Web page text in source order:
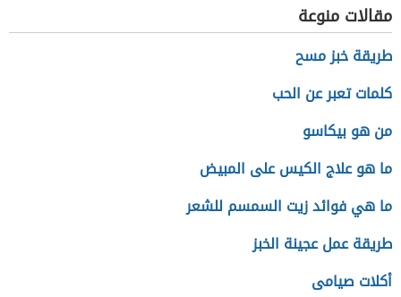
مقالات منوعة
طريقة خبز مسح
كلمات تعبر عن الحب
من هو بيكاسو
ما هو علاج الكيس على المبيض
ما هي فوائد زيت السمسم للشعر
طريقة عمل عجينة الخبز
أكلات صيامى